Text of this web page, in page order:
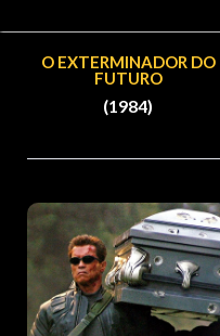
O EXTERMINADOR DO
FUTURO
(1984)